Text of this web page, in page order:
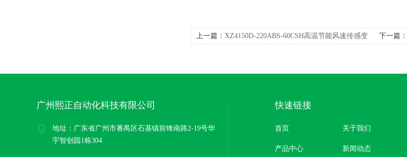
上一篇： XZ4150D-220ABS-60CSH高温节能风速传感变
下一篇：
广州熙正自动化科技有限公司
地址：广东省广州市番禺区石基镇前锋南路2-19号华
宇智创园1栋304
快速链接
首页 关于我们
产品中心 新闻动态